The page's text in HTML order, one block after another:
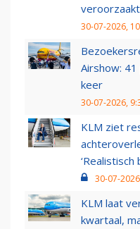
veroorzaakt
30-07-2026,
Airshow:
keer
30-07-2026,
KLM ziet
‘Realistisch
30-07-
KLM laat
kwartaal,